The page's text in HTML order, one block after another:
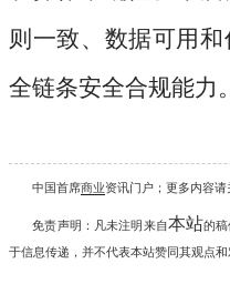
则一致、数据可用
全链条安全合规能力。
中国首席商业资讯门户；更多内容请
免责声明：凡未注明 来自本站的
于信息传递，并不代表本站赞同其观点